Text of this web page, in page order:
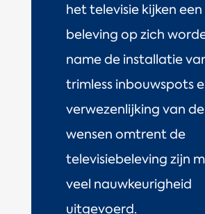
het televisie kijken een
beleving op zich
name de installatie
trimless inbouwspots
verwezenlijking van de
wensen omtrent de
televisiebeleving zijn
veel nauwkeurigheid
uitgevoerd.